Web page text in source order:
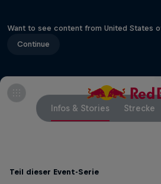
Want to see content from United States
Continue
Infos & Stories Strecke
Teil dieser Event-Serie